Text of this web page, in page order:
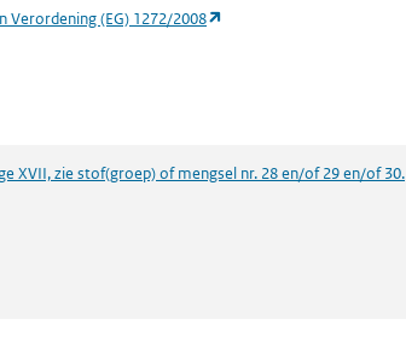
Verordening (EG) 1272/2008
XVII, zie stof(groep) of mengsel nr. 28 en/of 29 en/of 30.